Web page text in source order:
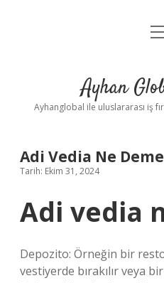
Yasal
Ayhan
Ayhanglobal ile uluslararası iş
Adi Vedia Ne
Tarih: Ekim 31, 2024
Adi vedia
Depozito: Örneğin bir
vestiyerde bırakılır veya